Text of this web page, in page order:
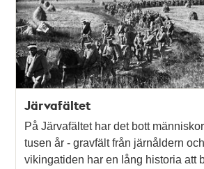
Järvafältet
På Järvafältet har det bott
tusen år - gravfält från järnåldern
vikingatiden har en lång historia att